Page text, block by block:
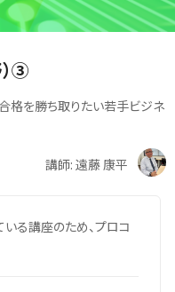
③
格を勝ち取りたい若手ビジネ
講師: 遠藤 康平
る講座のため、プロコ